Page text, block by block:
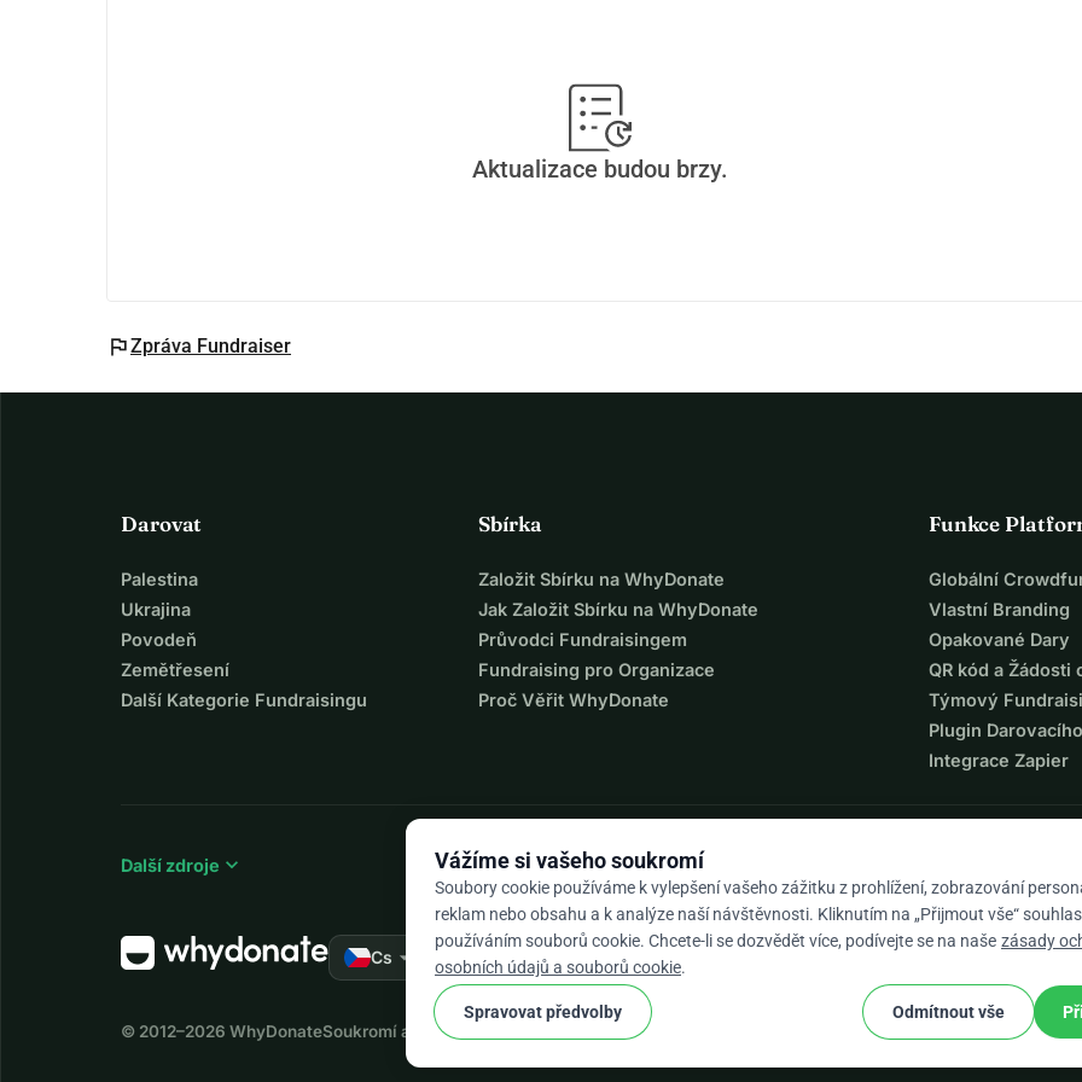
Aktualizace budou brzy.
flagZpráva Fundraiser
Darovat
Palestina
Ukrajina
Povodeň
Zemětřesení
Další Kategorie Fundraisingu
Sbírka
Založit Sbírku na WhyDonate
Jak Založit Sbírku na WhyDonate
Průvodci Fundraisingem
Fundraising pro Organizace
Proč Věřit WhyDonate
Funkce
Globální
Vlastní Branding
Opakované Dary
QR kód a Žádosti
Týmový
Plugin
Integrace Zapier
Další zdroje expand_more
Cs arrow_drop_down ★★★★★ 4,9 / 5 na základě 500+ recenzí
© 2012–2026 WhyDonateSoukromí a cookies cookie
Vážíme si vašeho soukromí
Soubory cookie používáme k vylepšení vašeho zážitku z prohlížení, zobrazování
reklam nebo obsahu a k analýze naší návštěvnosti. Kliknutím na „Přijmout vše“
používáním souborů cookie. Chcete-li se dozvědět více, podívejte se na naše zásady
osobních údajů a souborů cookie.
Spravovat předvolby Odmítnout vše